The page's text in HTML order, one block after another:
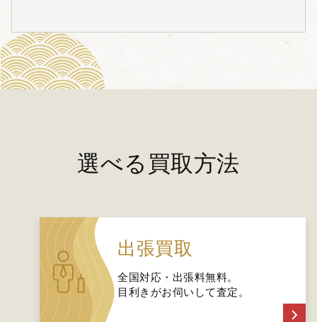
選べる買取方法
出張買取
全国対応・出張料無料。
目利きがお伺いして査定。